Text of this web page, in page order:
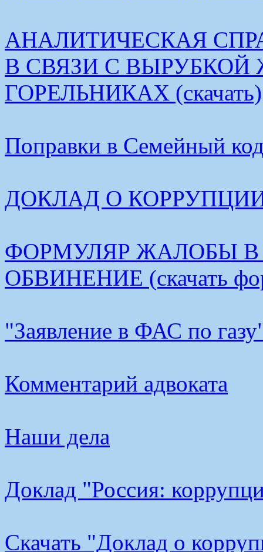
АНАЛИТИЧЕСКАЯ
В СВЯЗИ С
ГОРЕЛЬНИКАХ (скачать)
Поправки в Семейный
ДОКЛАД О КОРРУПЦИИ
ФОРМУЛЯР ЖАЛОБЫ
ОБВИНЕНИЕ (скачать
"Заявление в ФАС по
Комментарий адвоката
Наши дела
Доклад "Россия:
Cкачать "Доклад о